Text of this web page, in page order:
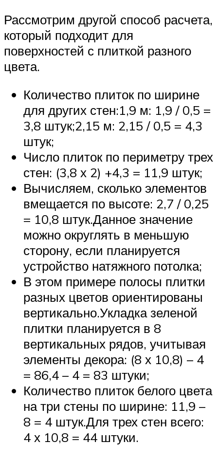
Рассмотрим другой способ расчета,
который подходит для
поверхностей с плиткой разного
цвета.
Количество плиток по ширине
для других стен:1,9 м: 1,9 / 0,5 =
3,8 штук;2,15 м: 2,15 / 0,5 = 4,3
штук;
Число плиток по периметру трех
стен: (3,8 х 2) +4,3 = 11,9 штук;
Вычисляем, сколько элементов
вмещается по высоте: 2,7 / 0,25
= 10,8 штук.Данное значение
можно округлять в меньшую
сторону, если планируется
устройство натяжного потолка;
В этом примере полосы плитки
разных цветов ориентированы
вертикально.Укладка зеленой
плитки планируется в 8
вертикальных рядов, учитывая
элементы декора: (8 х 10,8) – 4
= 86,4 – 4 = 83 штуки;
Количество плиток белого цвета
на три стены по ширине: 11,9 –
8 = 4 штук.Для трех стен всего:
4 х 10,8 = 44 штуки.